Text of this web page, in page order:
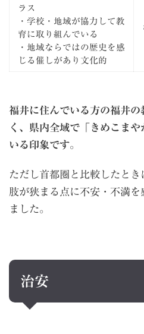
ラス
・学校・地域が協力して教
育に取り組んでいる
・地域ならではの歴史を感
じる催しがあり文化的
福井に住んでいる方の福井
く、県内全域で「きめこま
いる印象です。
ただし首都圏と比較したと
肢が狭まる点に不安・不満を
ました。
治安